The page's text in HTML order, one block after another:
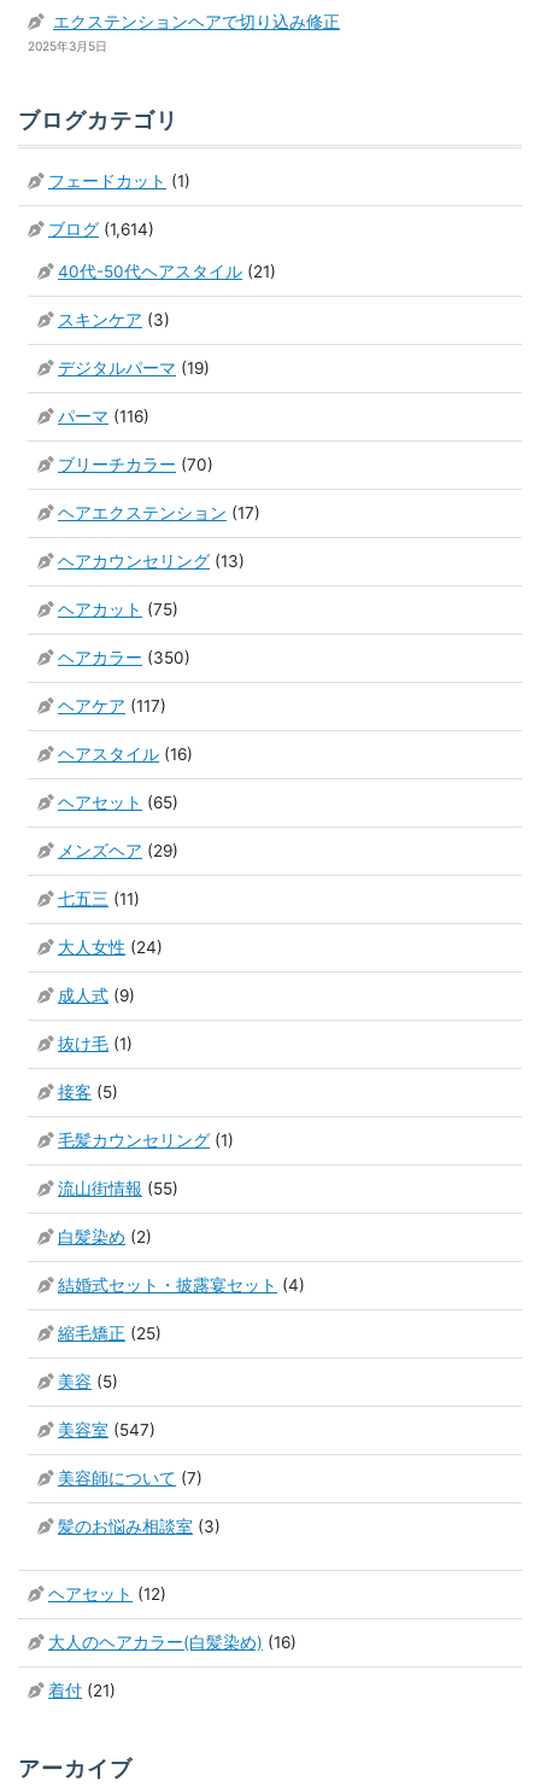
エクステンションヘアで切り込み修正
2025年3月5日
ブログカテゴリ
フェードカット (1)
ブログ (1,614)
40代-50代ヘアスタイル (21)
スキンケア (3)
デジタルパーマ (19)
パーマ (116)
ブリーチカラー (70)
ヘアエクステンション (17)
ヘアカウンセリング (13)
ヘアカット (75)
ヘアカラー (350)
ヘアケア (117)
ヘアスタイル (16)
ヘアセット (65)
メンズヘア (29)
七五三 (11)
大人女性 (24)
成人式 (9)
抜け毛 (1)
接客 (5)
毛髪カウンセリング (1)
流山街情報 (55)
白髪染め (2)
結婚式セット・披露宴セット (4)
縮毛矯正 (25)
美容 (5)
美容室 (547)
美容師について (7)
髪のお悩み相談室 (3)
ヘアセット (12)
大人のヘアカラー(白髪染め) (16)
着付 (21)
アーカイブ